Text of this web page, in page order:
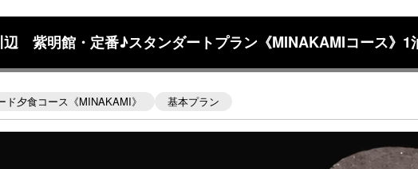
辺 紫明館・定番♪スタンダートプラン《MINAKAMIコース》1
ド夕食コース《MINAKAMI》 基本プラン